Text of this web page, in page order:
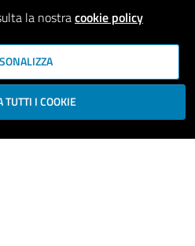
la nostracookie policy
TUTTI I COOKIE